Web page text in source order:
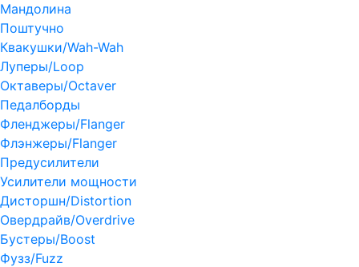
Мандолина
Поштучно
Квакушки/Wah-Wah
Луперы/Loop
Октаверы/Octaver
Педалборды
Фленджеры/Flanger
Флэнжеры/Flanger
Предусилители
Усилители мощности
Дисторшн/Distortion
Овердрайв/Overdrive
Бустеры/Boost
Фузз/Fuzz